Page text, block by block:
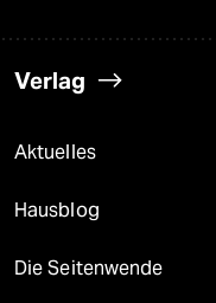
Verlag
Aktuelles
Hausblog
Die Seitenwende